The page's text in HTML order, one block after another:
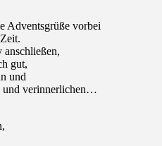
Adventsgrüße vorbei
gut,
und
und verinnerlichen…